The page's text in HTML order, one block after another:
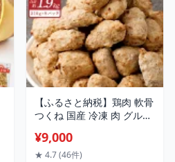
【ふるさと納税】鶏肉 軟骨
つくね 国産 冷凍 肉 グルメ
み 鍋 おかず 惣菜 弁当 おす
すめ 送料無料
¥9,000
★ 4.7 (46件)